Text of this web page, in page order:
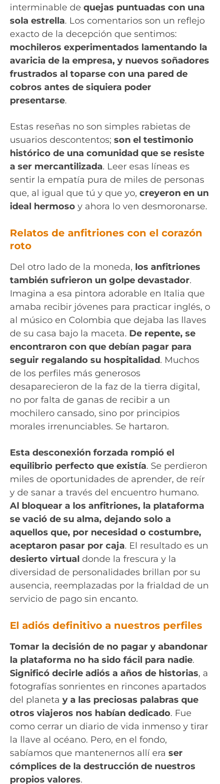
interminable de quejas puntuadas con una
sola estrella. Los comentarios son un reflejo
exacto de la decepción que sentimos:
mochileros experimentados lamentando la
avaricia de la empresa, y nuevos soñadores
frustrados al toparse con una pared de
cobros antes de siquiera poder
presentarse.
Estas reseñas no son simples rabietas de
usuarios descontentos; son el testimonio
histórico de una comunidad que se resiste
a ser mercantilizada. Leer esas líneas es
sentir la empatía pura de miles de personas
que, al igual que tú y que yo, creyeron en un
ideal hermoso y ahora lo ven desmoronarse.
Relatos de anfitriones con el corazón
roto
Del otro lado de la moneda, los anfitriones
también sufrieron un golpe devastador.
Imagina a esa pintora adorable en Italia que
amaba recibir jóvenes para practicar inglés, o
al músico en Colombia que dejaba las llaves
de su casa bajo la maceta. De repente, se
encontraron con que debían pagar para
seguir regalando su hospitalidad. Muchos
de los perfiles más generosos
desaparecieron de la faz de la tierra digital,
no por falta de ganas de recibir a un
mochilero cansado, sino por principios
morales irrenunciables. Se hartaron.
Esta desconexión forzada rompió el
equilibrio perfecto que existía. Se perdieron
miles de oportunidades de aprender, de reír
y de sanar a través del encuentro humano.
Al bloquear a los anfitriones, la plataforma
se vació de su alma, dejando solo a
aquellos que, por necesidad o costumbre,
aceptaron pasar por caja. El resultado es un
desierto virtual donde la frescura y la
diversidad de personalidades brillan por su
ausencia, reemplazadas por la frialdad de un
servicio de pago sin encanto.
El adiós definitivo a nuestros perfiles
Tomar la decisión de no pagar y abandonar
la plataforma no ha sido fácil para nadie.
Significó decirle adiós a años de historias, a
fotografías sonrientes en rincones apartados
del planeta y a las preciosas palabras que
otros viajeros nos habían dedicado. Fue
como cerrar un diario de vida inmenso y tirar
la llave al océano. Pero, en el fondo,
sabíamos que mantenernos allí era ser
cómplices de la destrucción de nuestros
propios valores.